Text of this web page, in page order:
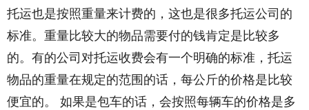
托运也是按照重量来计费的，这也是很多托运公司的
标准。重量比较大的物品需要付的钱肯定是比较多
的。有的公司对托运收费会有一个明确的标准，托运
物品的重量在规定的范围的话，每公斤的价格是比较
便宜的。 如果是包车的话，会按照每辆车的价格是多